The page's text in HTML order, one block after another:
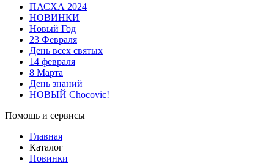
ПАСХА 2024
НОВИНКИ
Новый Год
23 Февраля
День всех святых
14 февраля
8 Марта
День знаний
НОВЫЙ Chocovic!
Помощь и сервисы
Главная
Каталог
Новинки